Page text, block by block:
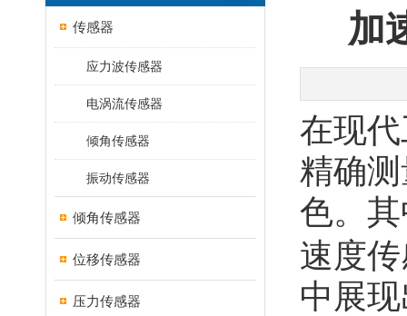
传感器
应力波传感器
电涡流传感器
倾角传感器
振动传感器
倾角传感器
位移传感器
压力传感器
加
在现
精确
色。
速度
中展